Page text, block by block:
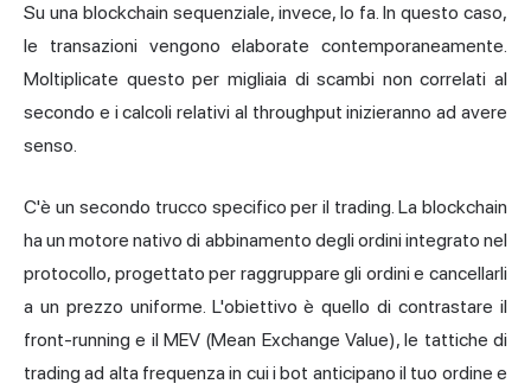
Su una blockchain sequenziale, invece, lo fa. In questo caso,
le transazioni vengono elaborate contemporaneamente.
Moltiplicate questo per migliaia di scambi non correlati al
secondo e i calcoli relativi al throughput inizieranno ad avere
senso.
C'è un secondo trucco specifico per il trading. La blockchain
ha un motore nativo di abbinamento degli ordini integrato nel
protocollo, progettato per raggruppare gli ordini e cancellarli
a un prezzo uniforme. L'obiettivo è quello di contrastare il
front-running e il MEV (Mean Exchange Value), le tattiche di
trading ad alta frequenza in cui i bot anticipano il tuo ordine e